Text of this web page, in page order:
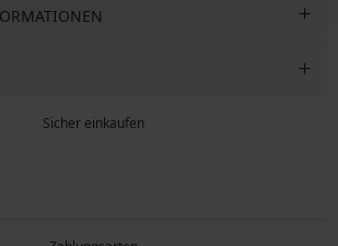
Sicher einkaufen